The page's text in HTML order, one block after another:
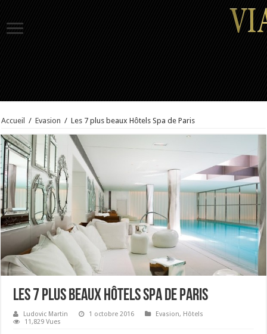
Accueil / Evasion / Les 7 plus beaux Hôtels Spa de Paris
Les 7 plus beaux Hôtels Spa de Paris
Ludovic Martin 1 octobre 2016 Evasion, Hôtels
11,829 Vues